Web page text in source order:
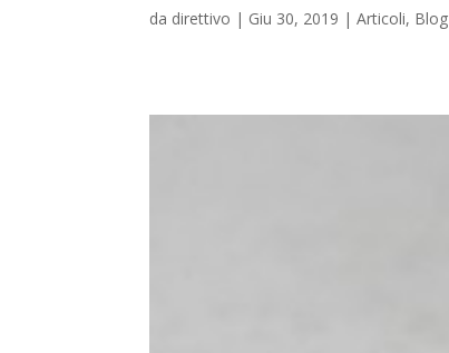
da direttivo | Giu 30, 2019 |Articoli, Blog